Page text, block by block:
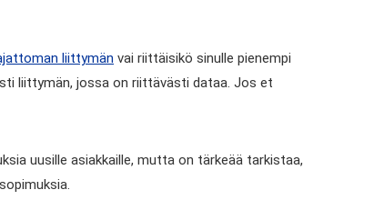
liittymän vai riittäisikö sinulle pienempi
liittymän, jossa on riittävästi dataa. Jos et
uusille asiakkaille, mutta on tärkeää tarkistaa,